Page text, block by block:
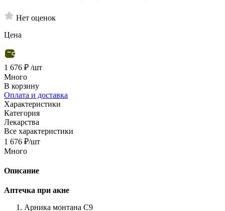
Нет оценок
Цена
1 676 ₽ /шт
Много
В корзину
Оплата и доставка
Характеристики
Категория
Лекарства
Все характеристики
1 676 ₽/шт
Много
Описание
Аптечка при акне
Арника монтана С9